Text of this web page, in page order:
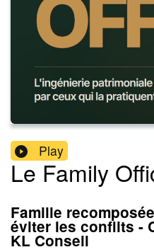
Play
Le Family
Famille
éviter les conflits -
KL Conseil